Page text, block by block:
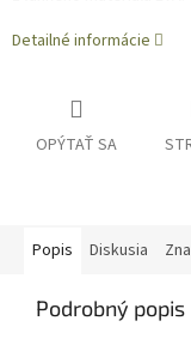
Detailné informácie
OPÝTAŤ SA
Popis Diskusia
Podrobný popis